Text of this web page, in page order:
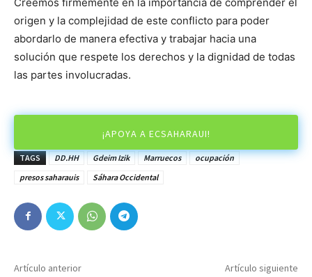
origen y la complejidad de este conflicto para poder
abordarlo de manera efectiva y trabajar hacia una
solución que respete los derechos y la dignidad de todas
las partes involucradas.
¡APOYA A ECSAHARAUI!
TAGS DD.HH Gdeim Izik Marruecos
ocupación
presos saharauis
Sáhara Occidental
Artículo anterior Artículo siguiente